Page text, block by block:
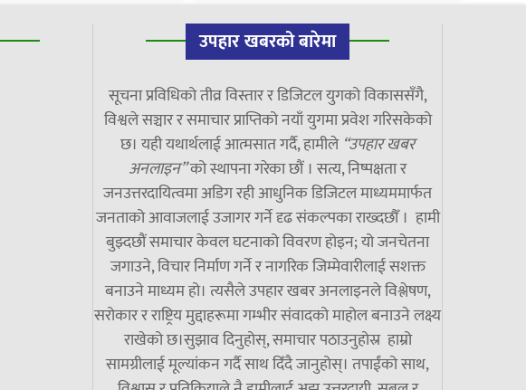
उपहार खबरको बारेमा
सूचना प्रविधिको तीव्र विस्तार र डिजिटल युगको विकाससँगै,
विश्वले सञ्चार र समाचार प्राप्तिको नयाँ युगमा प्रवेश गरिसकेको
छ। यही यथार्थलाई आत्मसात गर्दै, हामीले “उपहार खबर
अनलाइन”को स्थापना गरेका छौं । सत्य, निष्पक्षता र
जनउत्तरदायित्वमा अडिग रही आधुनिक डिजिटल माध्यममार्फत
जनताको आवाजलाई उजागर गर्ने दृढ संकल्पका राख्दछौँ । हामी
बुझ्दछौं समाचार केवल घटनाको विवरण होइन; यो जनचेतना
जगाउने, विचार निर्माण गर्ने र नागरिक जिम्मेवारीलाई सशक्त
बनाउने माध्यम हो। त्यसैले उपहार खबर अनलाइनले विश्लेषण,
सरोकार र राष्ट्रिय मुद्दाहरूमा गम्भीर संवादको माहोल बनाउने लक्ष्य
राखेको छ।सुझाव दिनुहोस्, समाचार पठाउनुहोस्र हाम्रो
सामग्रीलाई मूल्यांकन गर्दै साथ दिँदै जानुहोस्। तपाईंको साथ,